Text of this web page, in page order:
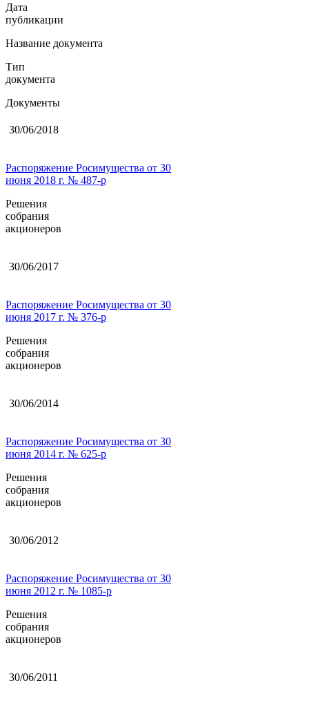
Дата
публикации
Название документа
Тип
документа
Документы
30/06/2018
Распоряжение Росимущества от 30
июня 2018 г. № 487-р
Решения
собрания
акционеров
30/06/2017
Распоряжение Росимущества от 30
июня 2017 г. № 376-р
Решения
собрания
акционеров
30/06/2014
Распоряжение Росимущества от 30
июня 2014 г. № 625-р
Решения
собрания
акционеров
30/06/2012
Распоряжение Росимущества от 30
июня 2012 г. № 1085-р
Решения
собрания
акционеров
30/06/2011